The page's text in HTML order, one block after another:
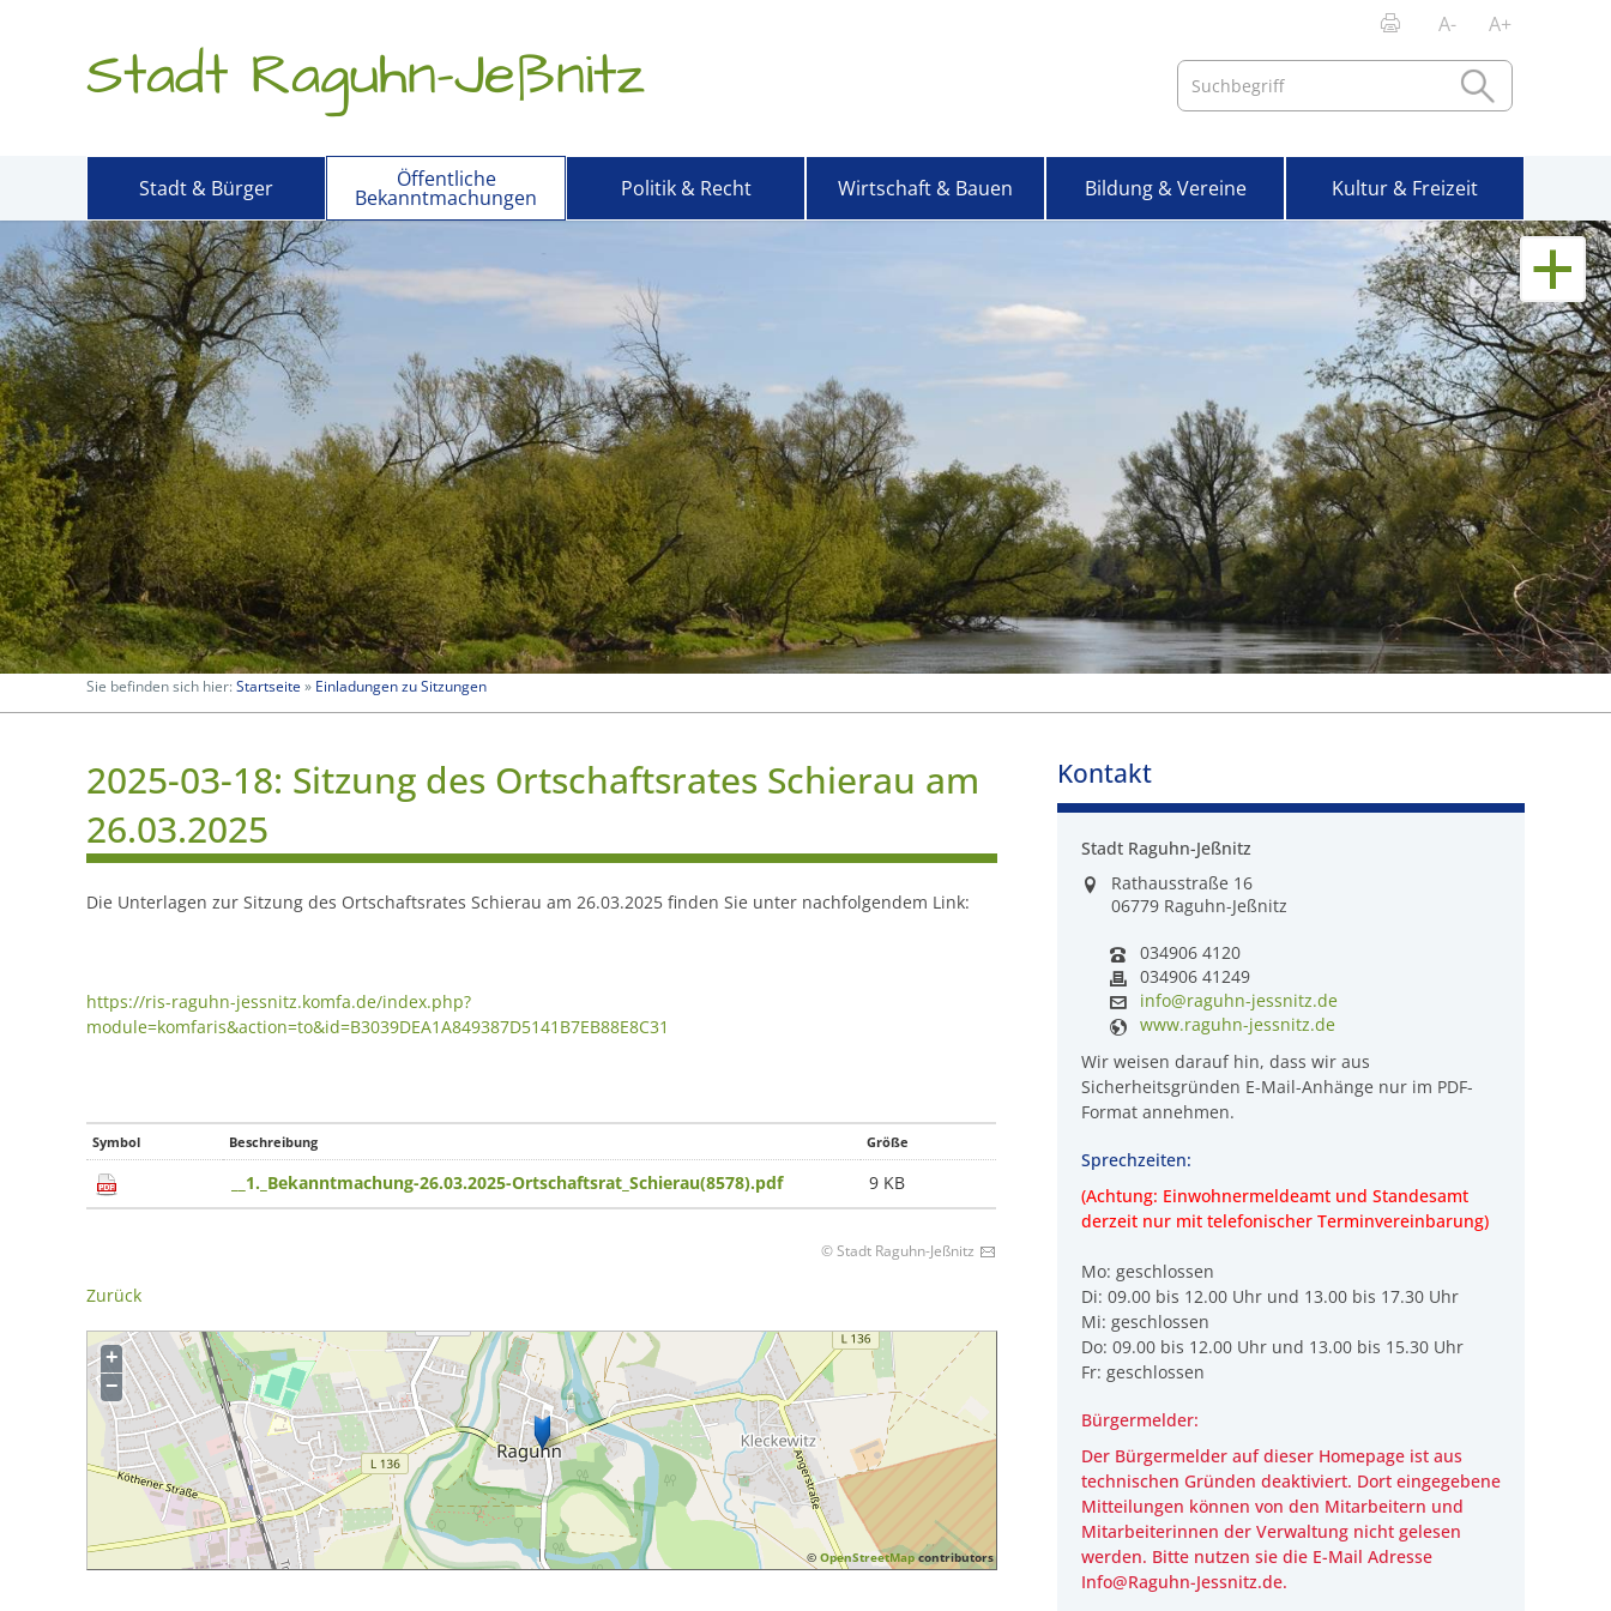
A- A+
Stadt Raguhn-Jeßnitz
Stadt & Bürger Öffentliche
Bekanntmachungen Politik & Recht Wirtschaft & Bauen Bildung & Vereine Kultur & Freizeit
Sie befinden sich hier:Startseite » Einladungen zu Sitzungen
2025-03-18: Sitzung des Ortschaftsrates Schierau am
26.03.2025
Die Unterlagen zur Sitzung des Ortschaftsrates Schierau am 26.03.2025 finden Sie unter nachfolgendem Link:
https://ris-raguhn-jessnitz.komfa.de/index.php?
module=komfaris&action=to&id=B3039DEA1A849387D5141B7EB88E8C31
Symbol Beschreibung Größe
__1._Bekanntmachung-26.03.2025-Ortschaftsrat_Schierau(8578).pdf 9 KB
© Stadt Raguhn-Jeßnitz
Zurück
+
−
©OpenStreetMapcontributors
Kontakt
Stadt Raguhn-Jeßnitz
Rathausstraße 16
06779 Raguhn-Jeßnitz
034906 4120
034906 41249
info@raguhn-jessnitz.de
www.raguhn-jessnitz.de
Wir weisen darauf hin, dass wir aus
Sicherheitsgründen E-Mail-Anhänge nur im PDF-
Format annehmen.
Sprechzeiten:
(Achtung: Einwohnermeldeamt und Standesamt
derzeit nur mit telefonischer Terminvereinbarung)
Mo: geschlossen
Di: 09.00 bis 12.00 Uhr und 13.00 bis 17.30 Uhr
Mi: geschlossen
Do: 09.00 bis 12.00 Uhr und 13.00 bis 15.30 Uhr
Fr: geschlossen
Bürgermelder:
Der Bürgermelder auf dieser Homepage ist aus
technischen Gründen deaktiviert. Dort eingegebene
Mitteilungen können von den Mitarbeitern und
Mitarbeiterinnen der Verwaltung nichtgelesen
werden. Bitte nutzen sie die E-Mail Adresse
Info@Raguhn-Jessnitz.de.